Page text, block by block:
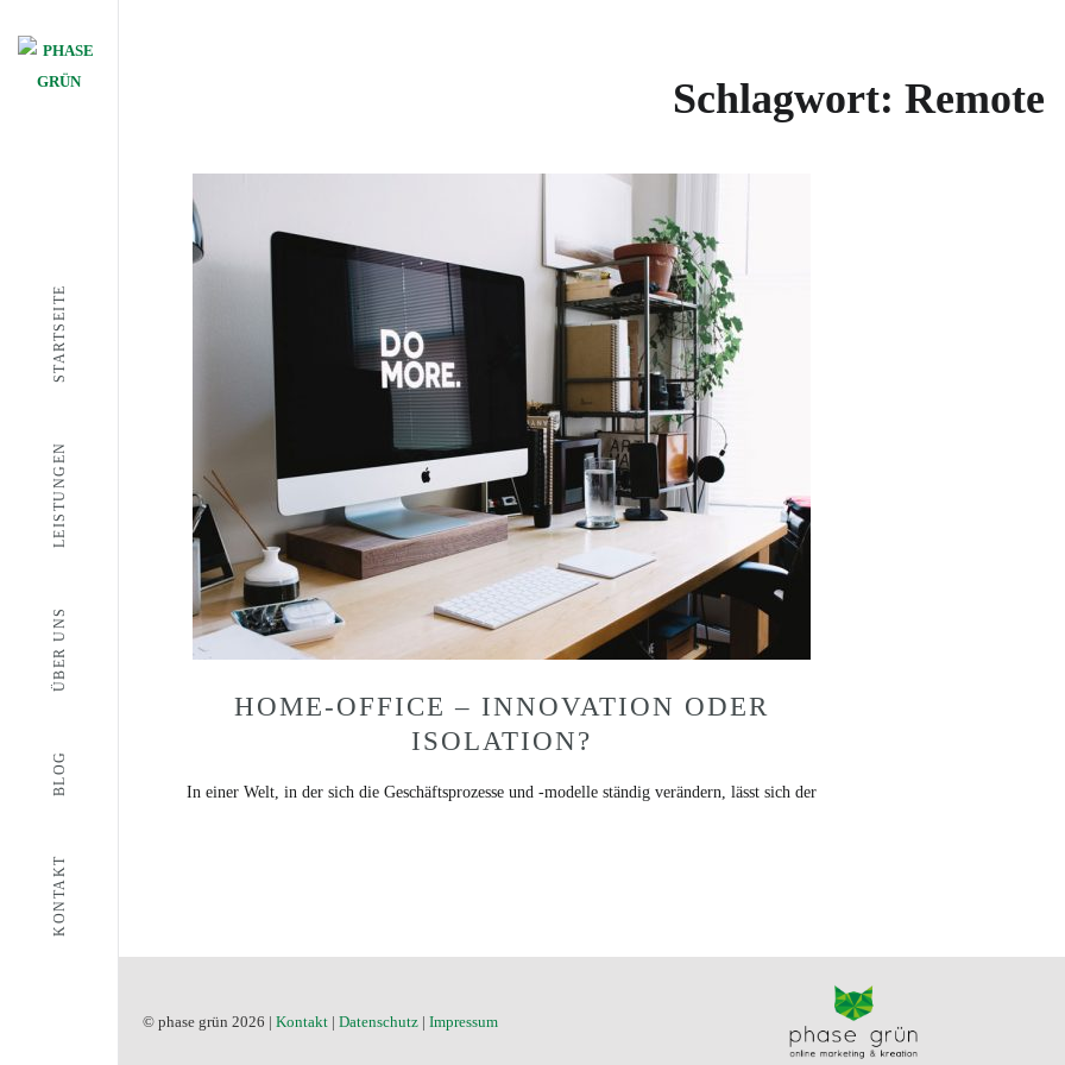
KONTAKT
BLOG
ÜBER UNS
LEISTUNGEN
STARTSEITE
Schlagwort: Remote
HOME-OFFICE – INNOVATION ODER
ISOLATION?
In einer Welt, in der sich die Geschäftsprozesse und -modelle ständig verändern, lässt sich der
© phase grün 2026 | Kontakt | Datenschutz | Impressum